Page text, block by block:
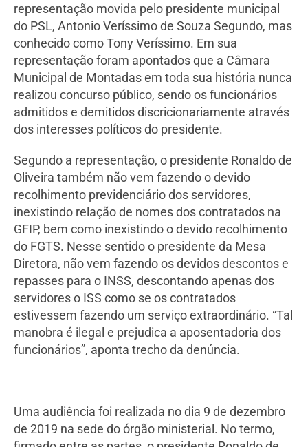
representação movida pelo presidente municipal
do PSL, Antonio Veríssimo de Souza Segundo, mas
conhecido como Tony Veríssimo. Em sua
representação foram apontados que a Câmara
Municipal de Montadas em toda sua história nunca
realizou concurso público, sendo os funcionários
admitidos e demitidos discricionariamente através
dos interesses políticos do presidente.
Segundo a representação, o presidente Ronaldo de
Oliveira também não vem fazendo o devido
recolhimento previdenciário dos servidores,
inexistindo relação de nomes dos contratados na
GFIP, bem como inexistindo o devido recolhimento
do FGTS. Nesse sentido o presidente da Mesa
Diretora, não vem fazendo os devidos descontos e
repasses para o INSS, descontando apenas dos
servidores o ISS como se os contratados
estivessem fazendo um serviço extraordinário. “Tal
manobra é ilegal e prejudica a aposentadoria dos
funcionários”, aponta trecho da denúncia.
Uma audiência foi realizada no dia 9 de dezembro
de 2019 na sede do órgão ministerial. No termo,